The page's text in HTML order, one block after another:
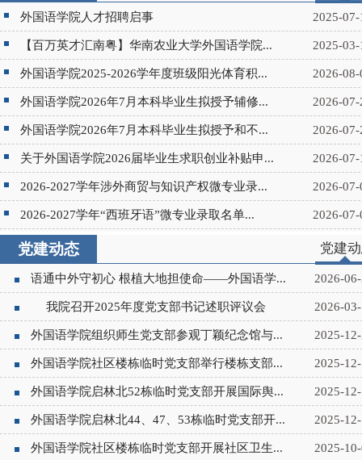
外国语学院人才招聘启事 2025-07-
【百万英才汇南粤】华南农业大学外国语学院... 2025-03-
外国语学院2025-2026学年度班级阳光体育积... 2026-08-
外国语学院2026年7月本科毕业生拟授予辅修... 2026-07-
外国语学院2026年7月本科毕业生拟授予和不... 2026-07-
关于外国语学院2026届毕业生求职创业补贴申... 2026-07-
2026-2027学年涉外商贸与知识产权微专业录... 2026-07-
2026-2027学年“西班牙语”微专业录取名单... 2026-07-
党建动态 党建
语通中外守初心 根植大地担使命——外国语学... 2026-
我院召开2025年度党支部书记述职评议会 2026-
外国语学院组织师生党支部参观丁颖纪念馆与... 2025-
外国语学院社区楼栋临时党支部举行楼栋支部... 2025-
外国语学院启林北52栋临时党支部开展国际舆... 2025-
外国语学院启林北44、47、53栋临时党支部开... 2025-
外国语学院社区楼栋临时党支部开展社区卫生... 2025-